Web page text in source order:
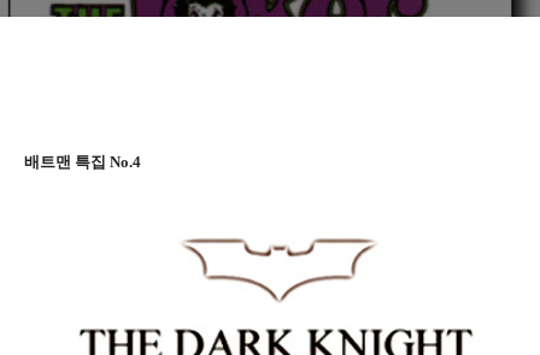
배트맨 특집 No.4